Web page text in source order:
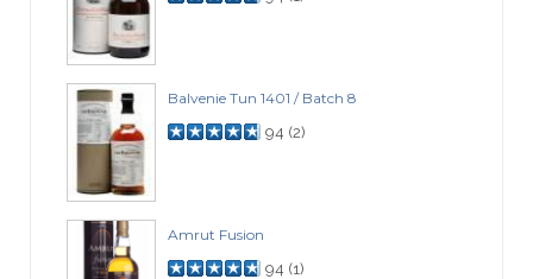
Balvenie Tun 1401 / Batch 8
94 (2)
Amrut Fusion
94 (1)